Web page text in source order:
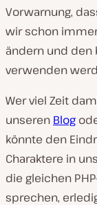
Vorwarnung,
wir schon immer
ändern und den
verwenden
Wer viel Zeit
unseren Blog
könnte den
Charaktere in
die gleichen
sprechen,